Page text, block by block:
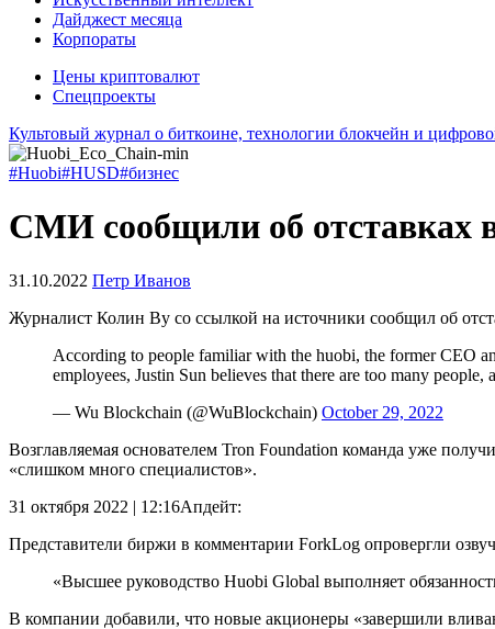
Дайджест месяца
Корпораты
Цены криптовалют
Спецпроекты
Культовый журнал о биткоине, технологии блокчейн и
#Huobi#HUSD#бизнес
СМИ сообщили об отставках
31.10.2022 Петр Иванов
Журналист Колин Ву со ссылкой на источники сообщил об
According to people familiar with the huobi, the former CEO
employees, Justin Sun believes that there are too many people,
— Wu Blockchain (@WuBlockchain) October 29, 2022
Возглавляемая основателем Tron Foundation команда уже
«слишком много специалистов».
31 октября 2022 | 12:16Апдейт:
Представители биржи в комментарии ForkLog опровергли
«Высшее руководство Huobi Global выполняет
В компании добавили, что новые акционеры «завершили